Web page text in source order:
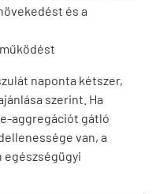
és a
naponta kétszer,
szerint. Ha
aggregációt gátló
van, a